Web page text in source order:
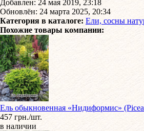
Добавлен: 24 мая 2019, 23:18
Обновлён: 24 марта 2025, 20:34
Категория в каталоге: Ели, сосны
Похожие товары компании:
Ель обыкновенная «Нидиформис»
457 грн./шт.
в наличии